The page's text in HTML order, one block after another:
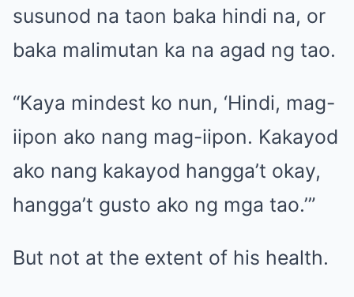
susunod na taon baka hindi na, or
baka malimutan ka na agad ng tao.
“Kaya mindest ko nun, ‘Hindi, mag-
iipon ako nang mag-iipon. Kakayod
ako nang kakayod hangga’t okay,
hangga’t gusto ako ng mga tao.’”
But not at the extent of his health.